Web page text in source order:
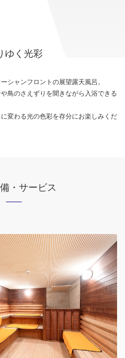
ゆく光彩
シャンフロントの展望露天風呂。
鳥のさえずりを聞きながら入浴できる
変わる光の色彩を存分にお楽しみくだ
・サービス